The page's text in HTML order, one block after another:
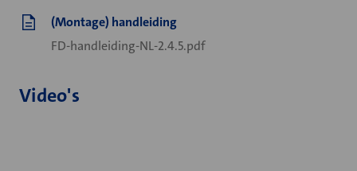
(Montage) handleiding
FD-handleiding-NL-2.4.5.pdf
Video's